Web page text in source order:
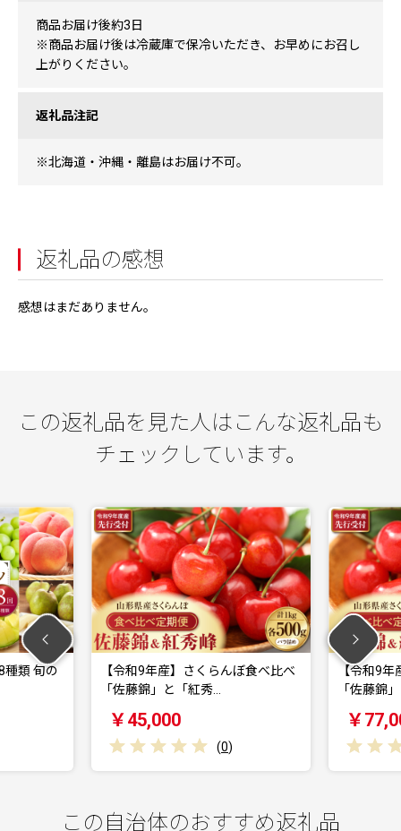
商品お届け後約3日
※商品お届け後は冷蔵庫で保冷いただき、お早めにお召し
上がりください。
返礼品注記
※北海道・沖縄・離島はお届け不可。
返礼品の感想
感想はまだありません。
この返礼品を見た人はこんな返礼品も
チェックしています。
【令和9年産】さくらんぼ食べ比べ
「佐藤錦」と「紅秀…
￥45,000
(0 )
【令和9年産】さく
「佐藤錦」と「紅秀…
￥77,000
(
この自治体のおすすめ返礼品